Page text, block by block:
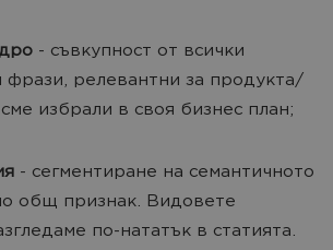
- съвкупност от всички
релевантни за продукта/
сме избрали в своя бизнес план;
- сегментиране на семантичното
общ признак. Видовете
по-нататък в статията.